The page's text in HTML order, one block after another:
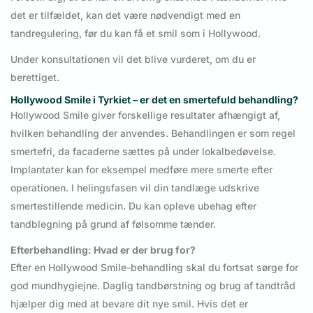
det er tilfældet, kan det være nødvendigt med en
tandregulering, før du kan få et smil som i Hollywood.
Under konsultationen vil det blive vurderet, om du er
berettiget.
Hollywood Smile i Tyrkiet – er det en smertefuld behandling?
Hollywood Smile giver forskellige resultater afhængigt af,
hvilken behandling der anvendes. Behandlingen er som regel
smertefri, da facaderne sættes på under lokalbedøvelse.
Implantater kan for eksempel medføre mere smerte efter
operationen. I helingsfasen vil din tandlæge udskrive
smertestillende medicin. Du kan opleve ubehag efter
tandblegning på grund af følsomme tænder.
Efterbehandling: Hvad er der brug for?
Efter en Hollywood Smile-behandling skal du fortsat sørge for
god mundhygiejne. Daglig tandbørstning og brug af tandtråd
hjælper dig med at bevare dit nye smil. Hvis det er